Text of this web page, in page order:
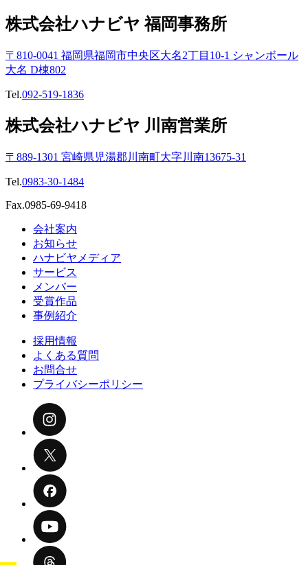
株式会社ハナビヤ 福岡事務所
〒810-0041 福岡県福岡市中央区大名2丁目10-1 シャンボール
大名 D棟802
Tel.092-519-1836
株式会社ハナビヤ 川南営業所
〒889-1301 宮崎県児湯郡川南町大字川南13675-31
Tel.0983-30-1484
Fax.0985-69-9418
会社案内
お知らせ
ハナビヤメディア
サービス
メンバー
受賞作品
事例紹介
採用情報
よくある質問
お問合せ
プライバシーポリシー